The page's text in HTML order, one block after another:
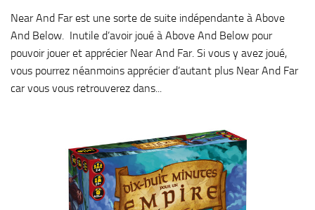
Near And Far est une sorte de suite indépendante à Above
And Below. Inutile d’avoir joué à Above And Below pour
pouvoir jouer et apprécier Near And Far. Si vous y avez joué,
vous pourrez néanmoins apprécier d’autant plus Near And Far
car vous vous retrouverez dans...